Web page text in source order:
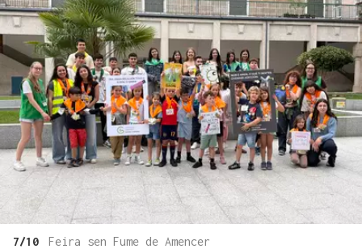
7/10 Feira sen Fume de Amencer